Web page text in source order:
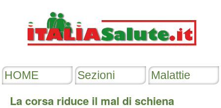
La corsa riduce il mal di schiena